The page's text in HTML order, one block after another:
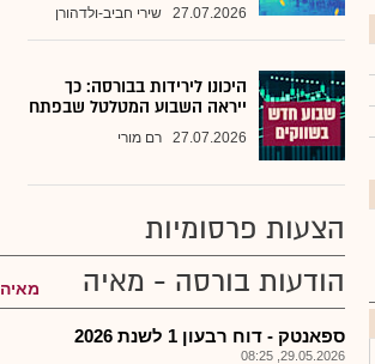
27.07.2026 שירי חביב-ולדהורן
היכונו לירידות בבורסה: כך
ייראה השבוע המטלטל שבפתח
27.07.2026 רם מורי
הצעות פרסומיות
הודעות בורסה - מאיה
מאיה
ספאנטק - דוח רבעון 1 לשנת 2026
29.05.2026, 08:25